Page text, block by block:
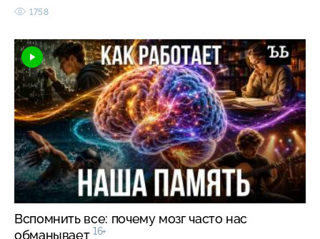
1758
Вспомнить все: почему мозг часто нас
обманывает 16+